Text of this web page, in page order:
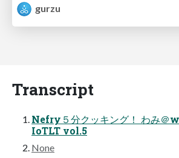
gurzu
Transcript
Nefry５分クッキング！ わみ
IoTLT vol.5
None